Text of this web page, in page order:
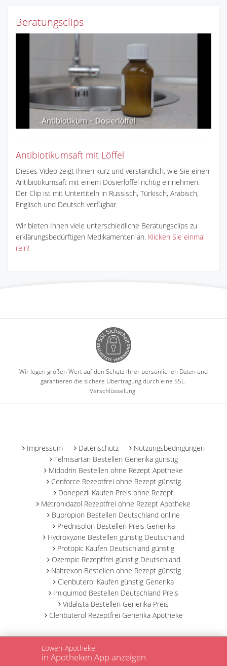
Beratungsclips
Antibiotikumsaft mit Löffel
Dieses Video zeigt Ihnen kurz und verständlich, wie Sie einen
Antibiotikumsaft mit einem Dosierlöffel richtig einnehmen.
Der Clip ist mit Untertiteln in Russisch, Türkisch, Arabisch,
Englisch und Deutsch verfügbar.
Wir bieten Ihnen viele unterschiedliche Beratungsclips zu
erklärungsbedürftigen Medikamenten an. Klicken Sie einmal
rein!
Wir legen großen Wert auf den Schutz Ihrer persönlichen Daten und
garantieren die sichere Übertragung durch eine SSL-
Verschlüsselung.
Impressum Datenschutz
Nutzungsbedingungen
Telmisartan Bestellen Generika günstig
Midodrin Bestellen ohne Rezept Apotheke
Cenforce Rezeptfrei ohne Rezept günstig
Donepezil Kaufen Preis ohne Rezept
Metronidazol Rezeptfrei ohne Rezept Apotheke
Bupropion Bestellen Deutschland online
Prednisolon Bestellen Preis Generika
Hydroxyzine Bestellen günstig Deutschland
Protopic Kaufen Deutschland günstig
Ozempic Rezeptfrei günstig Deutschland
Naltrexon Bestellen ohne Rezept günstig
Clenbuterol Kaufen günstig Generika
Imiquimod Bestellen Deutschland Preis
Vidalista Bestellen Generika Preis
Clenbuterol Rezeptfrei Generika Apotheke
Löwen-Apotheke
in Apotheken App anzeigen